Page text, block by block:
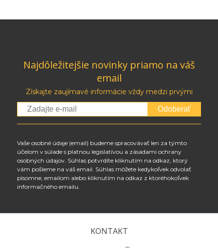
Najdôležitejšie novinky priamo na váš
email
Získajte zaujímavé informácie vždy medzi prvými
Odoberať
Vaše osobné údaje (email) budeme spracovávať len za týmto
účelom v súlade s platnou legislatívou a zásadami ochrany
osobných údajov. Súhlas potvrdíte kliknutím na odkaz, ktorý
vám pošleme na váš email. Súhlas môžete kedykoľvek odvolať
písomne, emailom alebo kliknutím na odkaz z ktoréhokoľvek
informačného emailu.
KONTAKT